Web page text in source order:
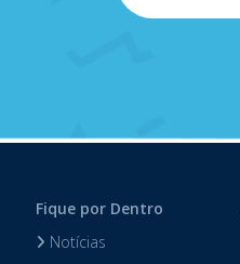
Fique por Dentro
Notícias